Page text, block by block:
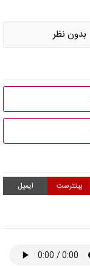
بدون نظر
پینترست ایمیل